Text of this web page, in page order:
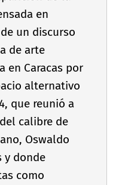
en
un discurso
de arte
en Caracas por
alternativo
que reunió a
calibre de
Oswaldo
y donde
como